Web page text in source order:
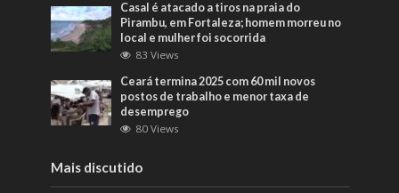
Casal é atacado a tiros na praia do
Pirambu, em Fortaleza; homem morreu no
local e mulher foi socorrida
83 Views
Ceará termina 2025 com 60 mil novos
postos de trabalho e menor taxa de
desemprego
80 Views
Mais discutido